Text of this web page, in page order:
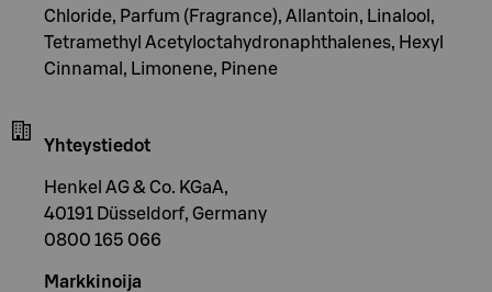
Chloride, Parfum (Fragrance), Allantoin, Linalool,
Tetramethyl Acetyloctahydronaphthalenes, Hexyl
Cinnamal, Limonene, Pinene
Yhteystiedot
Henkel AG & Co. KGaA,
40191 Düsseldorf, Germany
0800 165 066
Markkinoija